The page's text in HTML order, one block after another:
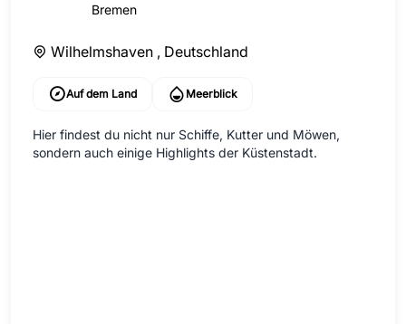
Bremen
Wilhelmshaven , Deutschland
Auf dem Land Meerblick
Hier findest du nicht nur Schiffe, Kutter und Möwen,
sondern auch einige Highlights der Küstenstadt.